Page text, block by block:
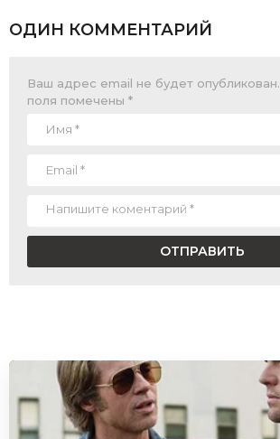
ОДИН КОММЕНТАРИЙ
Ваш адрес email не будет опубликован.
поля помечены *